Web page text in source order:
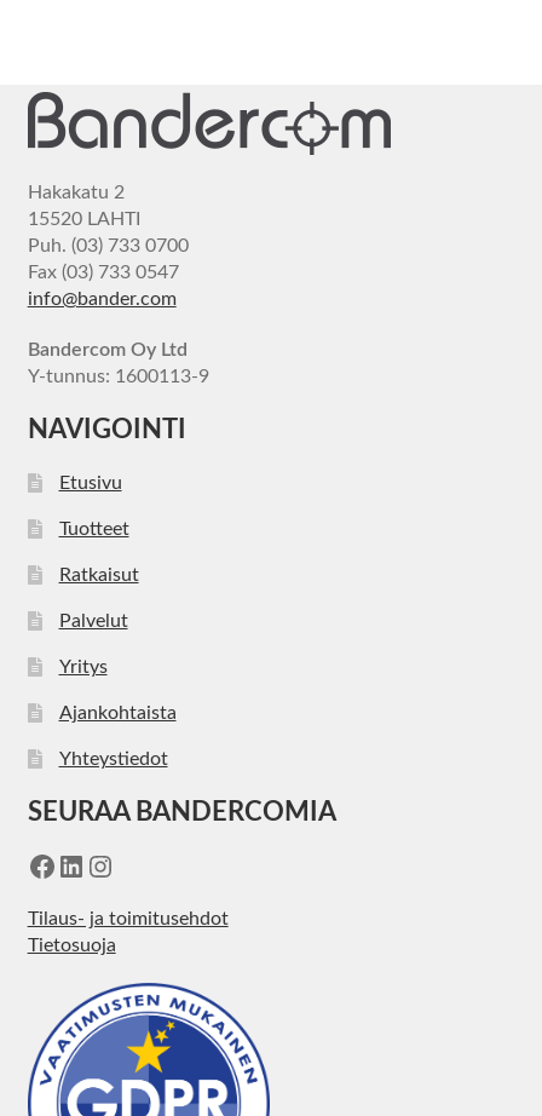
Hakakatu 2
15520 LAHTI
Puh. (03) 733 0700
Fax (03) 733 0547
info@bander.com
Bandercom Oy Ltd
Y-tunnus: 1600113-9
NAVIGOINTI
Etusivu
Tuotteet
Ratkaisut
Palvelut
Yritys
Ajankohtaista
Yhteystiedot
SEURAA BANDERCOMIA
Facebook
LinkedIn
Instagram
Tilaus- ja toimitusehdot
Tietosuoja